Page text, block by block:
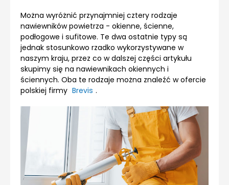
Można wyróżnić przynajmniej cztery rodzaje
nawiewników powietrza - okienne, ścienne,
podłogowe i sufitowe. Te dwa ostatnie typy są
jednak stosunkowo rzadko wykorzystywane w
naszym kraju, przez co w dalszej części artykułu
skupimy się na nawiewnikach okiennych i
ściennych. Oba te rodzaje można znaleźć w ofercie
polskiej firmy Brevis .